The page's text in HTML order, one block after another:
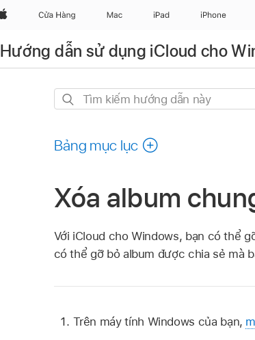
Apple Cửa Hàng Mac iPad iPhone
Hướng dẫn sử dụng iCloud cho
Tìm
dẫn
Bảng mục lục
Xóa album
Với iCloud cho Windows, bạn có thể
có thể gỡ bỏ album được chia sẻ mà
Trên máy tính Windows của bạn,